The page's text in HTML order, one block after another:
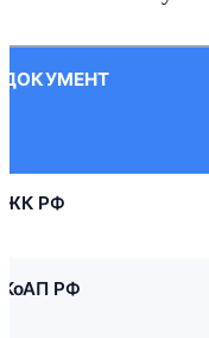
ДОКУМЕНТ
ЖК РФ
КоАП РФ